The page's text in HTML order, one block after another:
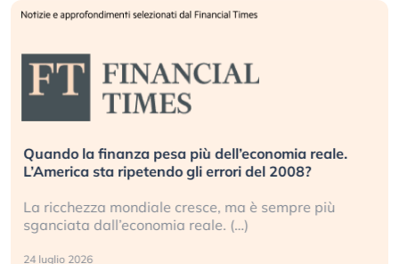
Quando la finanza pesa più dell’economia reale.
L’America sta ripetendo gli errori del 2008?
La ricchezza mondiale cresce, ma è sempre più
sganciata dall’economia reale. (…)
24 luglio 2026